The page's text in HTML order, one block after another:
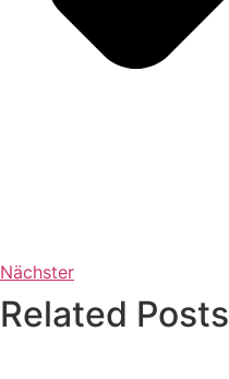
Nächster
Related Posts